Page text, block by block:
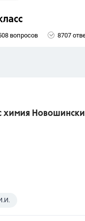
вопросов 8707
химия